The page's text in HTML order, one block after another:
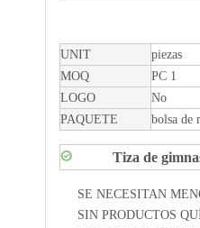
UNIT
piezas
MOQ
PC 1
LOGO
No
PAQUETE
bolsa de
Tiza de
SE NECESITAN
SIN PRODUCTOS